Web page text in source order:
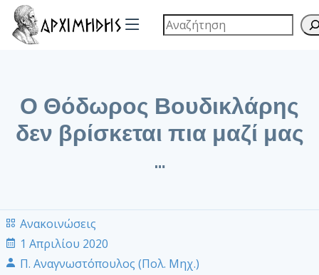
Ο Θόδωρος Βουδικλάρης
δεν βρίσκεται πια μαζί μας
…
Ανακοινώσεις
1 Απριλίου 2020
Π. Αναγνωστόπουλος (Πολ. Μηχ.)